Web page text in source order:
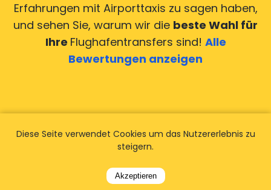
Erfahrungen mit Airporttaxis zu sagen haben,
und sehen Sie, warum wir die beste Wahl für
Ihre Flughafentransfers sind! Alle
Bewertungen anzeigen
Diese Seite verwendet Cookies um das Nutzererlebnis zu
steigern.
Akzeptieren